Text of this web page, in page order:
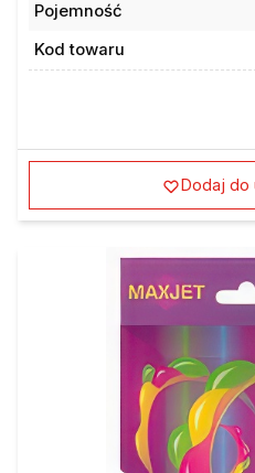
Pojemność
Kod towaru
Dodaj do